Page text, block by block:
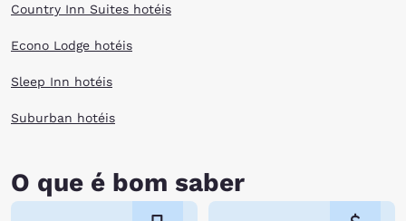
Country Inn Suites hotéis
Econo Lodge hotéis
Sleep Inn hotéis
Suburban hotéis
O que é bom saber